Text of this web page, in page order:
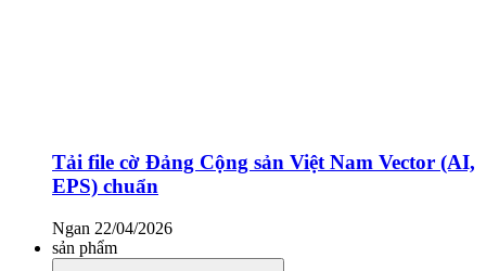
Tải file cờ Đảng Cộng sản Việt Nam Vector (AI,
EPS) chuẩn
Ngan 22/04/2026
sản phẩm